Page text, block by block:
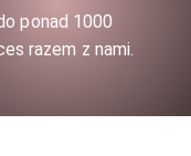
ponad 1000
razem z nami.